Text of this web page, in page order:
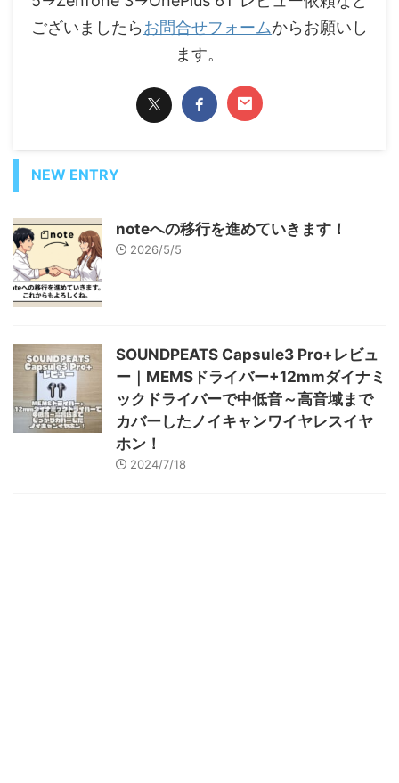
ございましたらお問合せフォームからお願いし
ます。
NEW ENTRY
noteへの移行を進めていきます！
2026/5/5
SOUNDPEATS Capsule3 Pro+レビュ
ー｜MEMSドライバー+12mmダイナミ
ックドライバーで中低音～高音域まで
カバーしたノイキャンワイヤレスイヤ
ホン！
2024/7/18